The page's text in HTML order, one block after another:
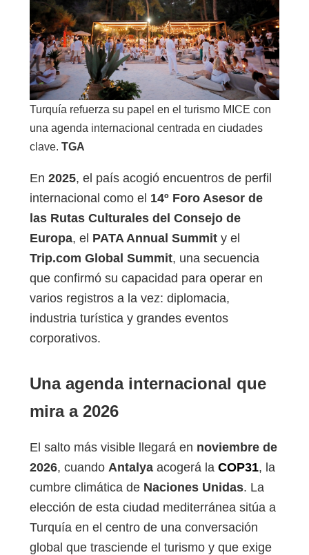
Turquía refuerza su papel en el turismo MICE con
una agenda internacional centrada en ciudades
clave. TGA
En 2025, el país acogió encuentros de perfil
internacional como el 14º Foro Asesor de
las Rutas Culturales del Consejo de
Europa, el PATA Annual Summit y el
Trip.com Global Summit, una secuencia
que confirmó su capacidad para operar en
varios registros a la vez: diplomacia,
industria turística y grandes eventos
corporativos.
Una agenda internacional que
mira a 2026
El salto más visible llegará en noviembre de
2026, cuando Antalya acogerá la COP31, la
cumbre climática de Naciones Unidas. La
elección de esta ciudad mediterránea sitúa a
Turquía en el centro de una conversación
global que trasciende el turismo y que exige